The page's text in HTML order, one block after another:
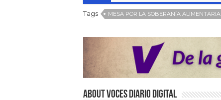
Tags MESA POR LA SOBERANÍA ALIMENTARIA
About VOCES Diario digital